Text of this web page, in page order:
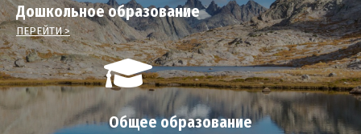
Дошкольное образование
ПЕРЕЙТИ >
Общее образование